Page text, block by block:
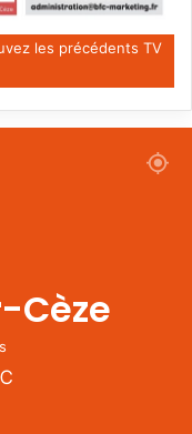
les précédents TV
Cèze